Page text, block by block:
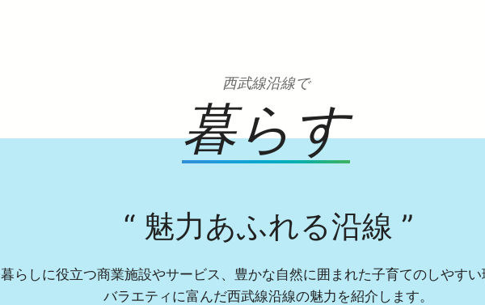
西武線沿線で
暮らす
“ 魅力あふれる沿線 ”
暮らしに役立つ商業施設やサービス、豊かな自然に囲まれた子育てのしやす
バラエティに富んだ西武線沿線の魅力を紹介します。